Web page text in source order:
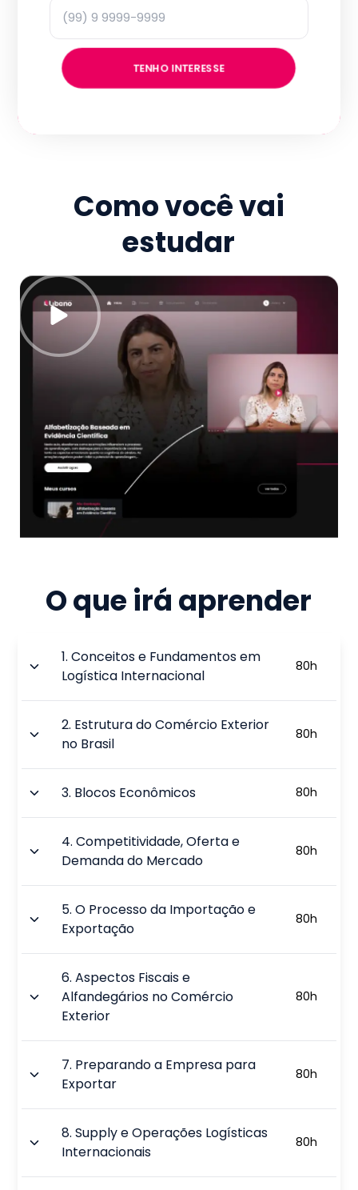
TENHO INTERESSE
Como você vai
estudar
O que irá aprender
1.Conceitos e Fundamentos em
Logística Internacional
80h
2. Estrutura do Comércio Exterior
no Brasil
80h
3. Blocos Econômicos 80h
4.Competitividade, Oferta e
Demanda do Mercado
80h
5.O Processo da Importação e
Exportação
80h
6.Aspectos Fiscais e
Alfandegários no Comércio
Exterior
80h
7. Preparando a Empresa para
Exportar
80h
8.Supply e Operações Logísticas
Internacionais
80h